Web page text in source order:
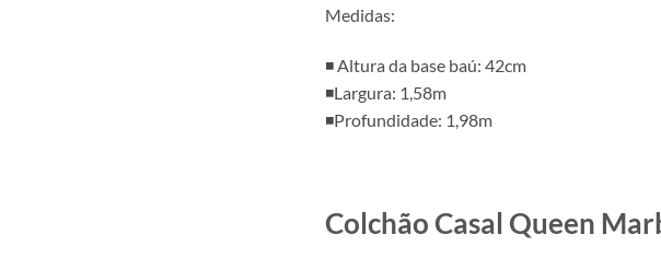
Medidas:
◾ Altura da base baú: 42cm
◾Largura: 1,58m
◾Profundidade: 1,98m
Colchão Casal Queen